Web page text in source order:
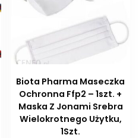
Biota Pharma Maseczka
Ochronna Ffp2 – 1szt. +
Maska Z Jonami Srebra
Wielokrotnego Użytku,
1Szt.